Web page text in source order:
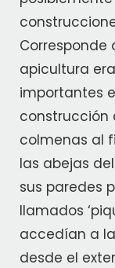
Corresponde
apicultura
importantes
construcción
colmenas al
las abejas
sus paredes
llamados
accedían a
desde el